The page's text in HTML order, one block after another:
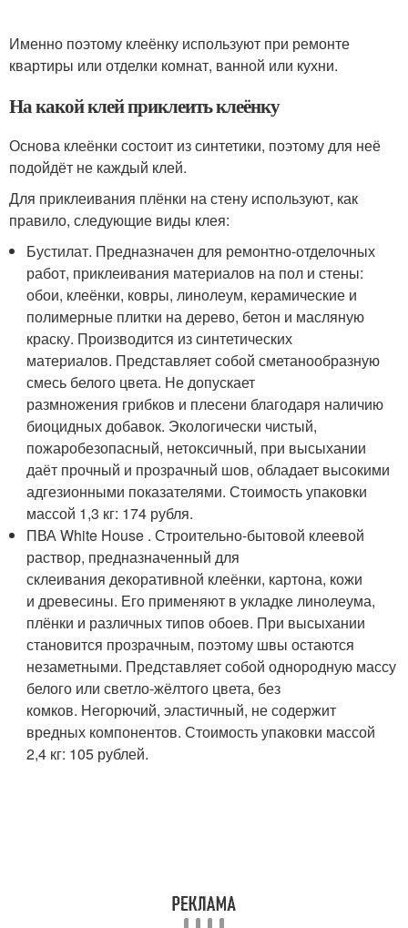
Именно поэтому клеёнку используют при ремонте
квартиры или отделки комнат, ванной или кухни.
На какой клей приклеить клеёнку
Основа клеёнки состоит из синтетики, поэтому для неё
подойдёт не каждый клей.
Для приклеивания плёнки на стену используют, как
правило, следующие виды клея:
Бустилат. Предназначен для ремонтно-отделочных
работ, приклеивания материалов на пол и стены:
обои, клеёнки, ковры, линолеум, керамические и
полимерные плитки на дерево, бетон и масляную
краску. Производится из синтетических
материалов. Представляет собой сметанообразную
смесь белого цвета. Не допускает
размножения грибков и плесени благодаря наличию
биоцидных добавок. Экологически чистый,
пожаробезопасный, нетоксичный, при высыхании
даёт прочный и прозрачный шов, обладает высокими
адгезионными показателями. Стоимость упаковки
массой 1,3 кг: 174 рубля.
ПВА White House . Строительно-бытовой клеевой
раствор, предназначенный для
склеивания декоративной клеёнки, картона, кожи
и древесины. Его применяют в укладке линолеума,
плёнки и различных типов обоев. При высыхании
становится прозрачным, поэтому швы остаются
незаметными. Представляет собой однородную массу
белого или светло-жёлтого цвета, без
комков. Негорючий, эластичный, не содержит
вредных компонентов. Стоимость упаковки массой
2,4 кг: 105 рублей.